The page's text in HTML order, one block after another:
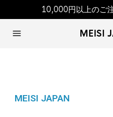
10,000円以上のご
MEISI
MEISI JAPAN